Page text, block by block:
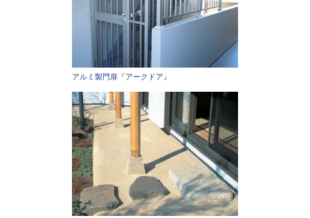
アルミ製門扉『アークドア』